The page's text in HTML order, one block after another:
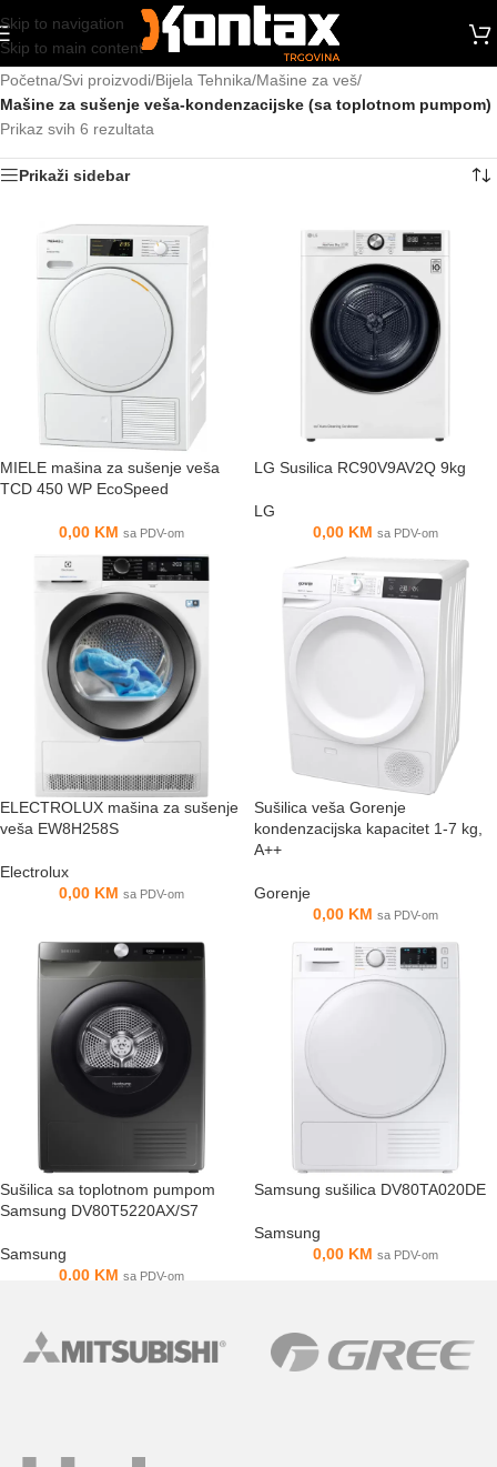
Skip to navigation
Skip to main content
Početna/Svi proizvodi/Bijela Tehnika/Mašine za veš/
Mašine za sušenje veša-kondenzacijske (sa toplotnom pumpom)
Prikaz svih 6 rezultata
Prikaži sidebar
MIELE mašina za sušenje veša
TCD 450 WP EcoSpeed
0,00 KM sa PDV-om
LG Susilica RC90V9AV2Q 9kg
LG
0,00 KM sa PDV-om
ELECTROLUX mašina za sušenje
veša EW8H258S
Electrolux
0,00 KM sa PDV-om
Sušilica veša Gorenje
kondenzacijska kapacitet 1-7 kg,
A++
Gorenje
0,00 KM sa PDV-om
Sušilica sa toplotnom pumpom
Samsung DV80T5220AX/S7
Samsung
0,00 KM sa PDV-om
Samsung sušilica DV80TA020DE
Samsung
0,00 KM sa PDV-om